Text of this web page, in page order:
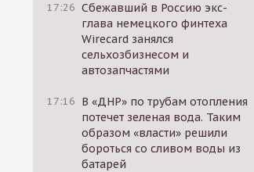
17:26 Сбежавший в Россию экс-
глава немецкого финтеха
Wirecard занялся
сельхозбизнесом и
автозапчастями
17:16 В «ДНР» по трубам отопления
потечет зеленая вода. Таким
образом «власти» решили
бороться со сливом воды из
батарей